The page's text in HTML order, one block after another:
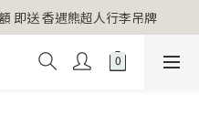
即送 香遇熊超人行李吊牌
即送 香遇熊超人行李吊牌
價960元 特價680元